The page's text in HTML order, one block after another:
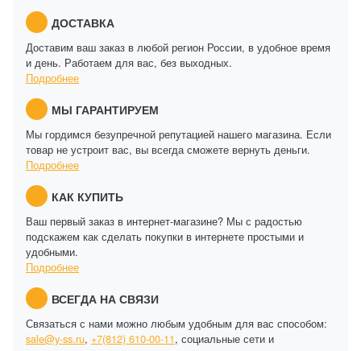
ДОСТАВКА
Доставим ваш заказ в любой регион России, в удобное время
и день. Работаем для вас, без выходных.
Подробнее
МЫ ГАРАНТИРУЕМ
Мы гордимся безупречной репутацией нашего магазина. Если
товар не устроит вас, вы всегда сможете вернуть деньги.
Подробнее
КАК КУПИТЬ
Ваш первый заказ в интернет-магазине? Мы с радостью
подскажем как сделать покупки в интернете простыми и
удобными.
Подробнее
ВСЕГДА НА СВЯЗИ
Связаться с нами можно любым удобным для вас способом:
sale@y-ss.ru, +7(812) 610-00-11, социальные сети и